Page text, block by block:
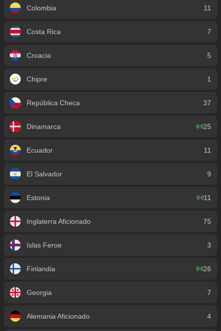
Colombia 11
Costa Rica 7
Croacia 5
Chipre 1
República Checa 37
Dinamarca 25
Ecuador 11
El Salvador 9
Estonia 11
Inglaterra Aficionado 75
Islas Feroe 3
Finlandia 26
Georgia 7
Alemania Aficionado 4